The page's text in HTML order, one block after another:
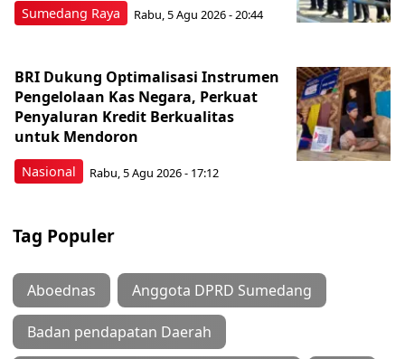
Sumedang Raya Rabu, 5 Agu 2026 - 20:44
Nasional
BRI Dukung Optimalisasi Instrumen
Pengelolaan Kas Negara, Perkuat
Penyaluran Kredit Berkualitas
untuk Mendoron
Rabu, 5 Agu 2026 - 17:12
Tag Populer
Aboednas Anggota DPRD Sumedang
Badan pendapatan Daerah